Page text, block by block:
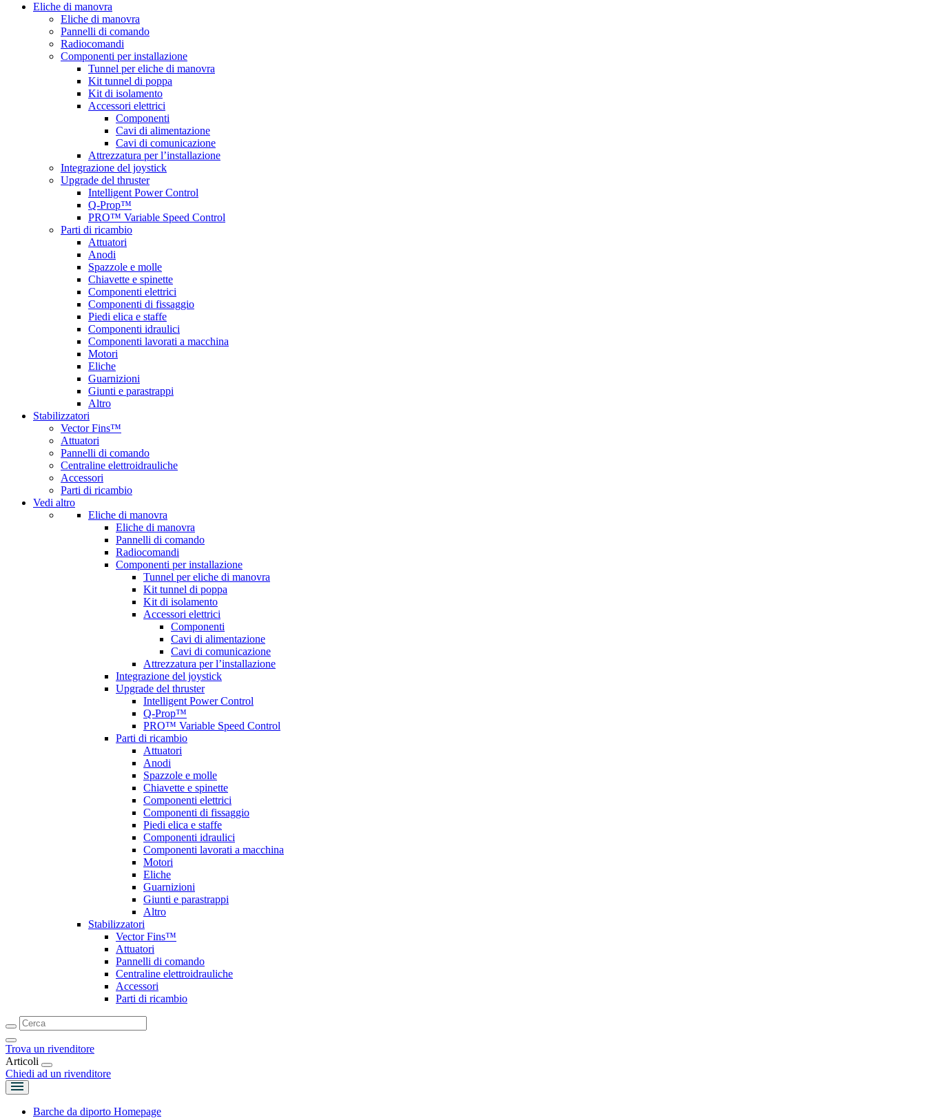
Eliche di manovra
Eliche di manovra
Pannelli di comando
Radiocomandi
Componenti per installazione
Tunnel per eliche di manovra
Kit tunnel di poppa
Kit di isolamento
Accessori elettrici
Componenti
Cavi di alimentazione
Cavi di comunicazione
Attrezzatura per l’installazione
Integrazione del joystick
Upgrade del thruster
Intelligent Power Control
Q-Prop™
PRO™ Variable Speed Control
Parti di ricambio
Attuatori
Anodi
Spazzole e molle
Chiavette e spinette
Componenti elettrici
Componenti di fissaggio
Piedi elica e staffe
Componenti idraulici
Componenti lavorati a macchina
Motori
Eliche
Guarnizioni
Giunti e parastrappi
Altro
Stabilizzatori
Vector Fins™
Attuatori
Pannelli di comando
Centraline elettroidrauliche
Accessori
Parti di ricambio
Vedi altro
Eliche di manovra
Eliche di manovra
Pannelli di comando
Radiocomandi
Componenti per installazione
Tunnel per eliche di manovra
Kit tunnel di poppa
Kit di isolamento
Accessori elettrici
Componenti
Cavi di alimentazione
Cavi di comunicazione
Attrezzatura per l’installazione
Integrazione del joystick
Upgrade del thruster
Intelligent Power Control
Q-Prop™
PRO™ Variable Speed Control
Parti di ricambio
Attuatori
Anodi
Spazzole e molle
Chiavette e spinette
Componenti elettrici
Componenti di fissaggio
Piedi elica e staffe
Componenti idraulici
Componenti lavorati a macchina
Motori
Eliche
Guarnizioni
Giunti e parastrappi
Altro
Stabilizzatori
Vector Fins™
Attuatori
Pannelli di comando
Centraline elettroidrauliche
Accessori
Parti di ricambio
Trova un rivenditore
Articoli
Chiedi ad un rivenditore
Barche da diporto Homepage